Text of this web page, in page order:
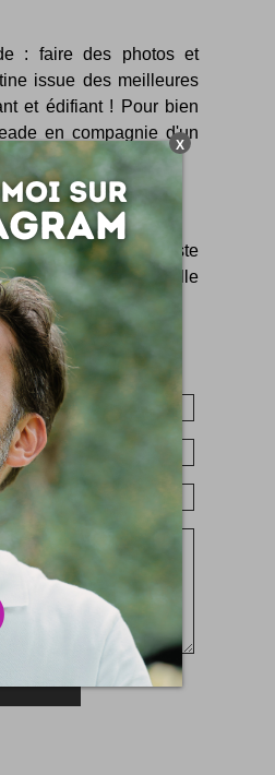
: faire des photos et
issue des meilleures
et édifiant ! Pour bien
en compagnie d'un
plantes ! Cette artiste
paysage fleuri de mille
X